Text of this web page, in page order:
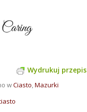
Wydrukuj przepis
wCiasto,Mazurki